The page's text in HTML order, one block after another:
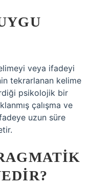
veya ifadeyi
tekrarlanan kelime
psikolojik bir
çalışma ve
uzun süre